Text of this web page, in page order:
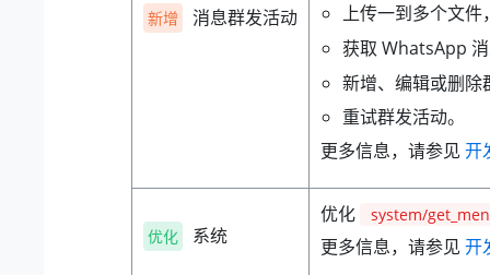
新增 消息群发活动
上传一到多个文
获取 WhatsApp
新增、编辑或删除
重试群发活动。
更多信息，请参见 开
优化 系统
优化 system/
更多信息，请参见 开